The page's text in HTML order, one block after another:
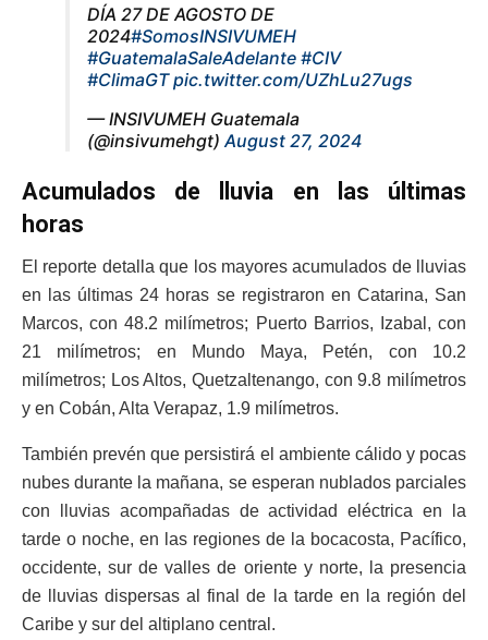
DÍA 27 DE AGOSTO DE
2024#SomosINSIVUMEH
#GuatemalaSaleAdelante #CIV
#ClimaGT pic.twitter.com/UZhLu27ugs
— INSIVUMEH Guatemala
(@insivumehgt)August 27, 2024
Acumulados de lluvia en las últimas
horas
El reporte detalla que los mayores acumulados de lluvias
en las últimas 24 horas se registraron en Catarina, San
Marcos, con 48.2 milímetros; Puerto Barrios, Izabal, con
21 milímetros; en Mundo Maya, Petén, con 10.2
milímetros; Los Altos, Quetzaltenango, con 9.8 milímetros
y en Cobán, Alta Verapaz, 1.9 milímetros.
También prevén que persistirá el ambiente cálido y pocas
nubes durante la mañana, se esperan nublados parciales
con lluvias acompañadas de actividad eléctrica en la
tarde o noche, en las regiones de la bocacosta, Pacífico,
occidente, sur de valles de oriente y norte, la presencia
de lluvias dispersas al final de la tarde en la región del
Caribe y sur del altiplano central.